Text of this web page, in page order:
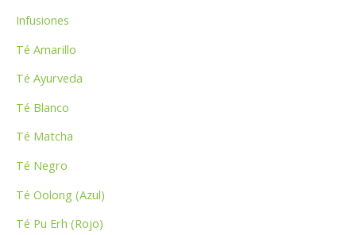
Infusiones
Té Amarillo
Té Ayurveda
Té Blanco
Té Matcha
Té Negro
Té Oolong (Azul)
Té Pu Erh (Rojo)